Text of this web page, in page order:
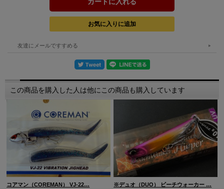
友達にメールですすめる
この商品を購入した人は他にこの商品も購入しています
コアマン（COREMAN） VJ-22…
※デュオ（DUO） ビーチウォーカー …